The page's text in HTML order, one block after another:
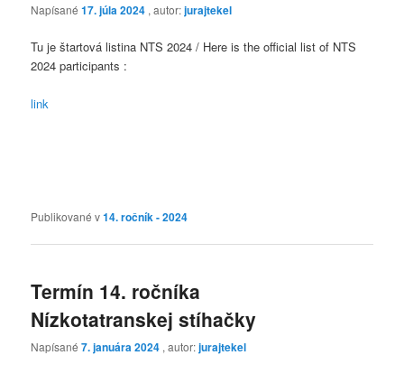
Napísané17. júla 2024 , autor:jurajtekel
Tu je štartová listina NTS 2024 / Here is the official list of NTS
2024 participants :
link
Publikované v14. ročník - 2024
Termín 14. ročníka
Nízkotatranskej stíhačky
Napísané7. januára 2024 , autor:jurajtekel